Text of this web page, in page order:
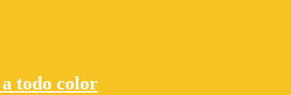
todo color